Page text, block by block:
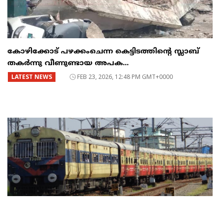
കോഴിക്കോട് പഴക്കംചെന്ന കെട്ടിടത്തിന്റെ സ്ലാബ്
തകർന്നു വീണുണ്ടായ അപക...
LATEST NEWS FEB 23, 2026, 12:48 PM GMT+0000